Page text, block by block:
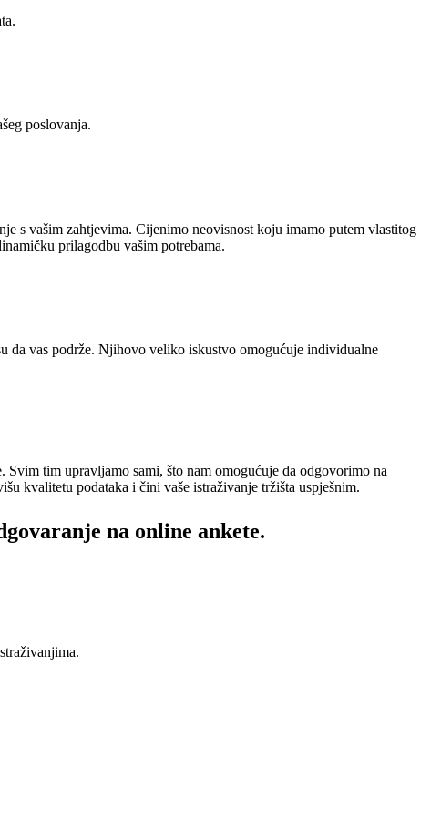
poslovanja.
s vašim zahtjevima. Cijenimo neovisnost koju imamo putem vlastitog
prilagodbu vašim potrebama.
da vas podrže. Njihovo veliko iskustvo omogućuje individualne
tim upravljamo sami, što nam omogućuje da odgovorimo na
kvalitetu podataka i čini vaše istraživanje tržišta uspješnim.
na online ankete.